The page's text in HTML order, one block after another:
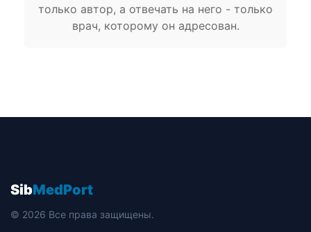
только автор, а отвечать на него - только
врач, которому он адресован.
SibMedPort
© 2026 Все права защищены.